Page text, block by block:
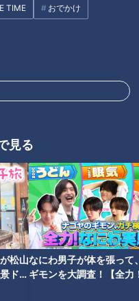
TIME おでかけ
見る
松山
ドラ
なにわ男子が体を張って
ギモンを大調査！【全力
イバチンへ、金メダルの
パンをプレゼント！
手にシャンパン掛けして
パンを貰って、このネタ
ンを取り上げ、イバチン
ましょう！